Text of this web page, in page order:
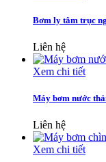
Bơm ly tâm trục
Liên hệ
Xem chi tiết
Máy bơm nước
Liên hệ
Xem chi tiết